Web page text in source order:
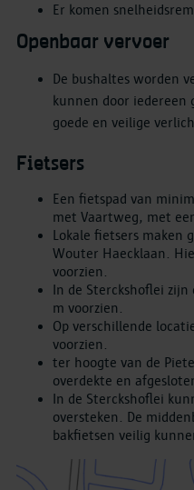
Er komen
Openbaar vervoer
De bushaltes worden
kunnen door
goede en veilige
Fietsers
Een fietspad van
met Vaartweg, met
Lokale fietsers maken
Wouter Haecklaan.
voorzien.
In de Sterckshoflei
m voorzien.
Op verschillende
voorzien.
ter hoogte van de
overdekte en
In de Sterckshoflei
oversteken. De
bakfietsen veilig